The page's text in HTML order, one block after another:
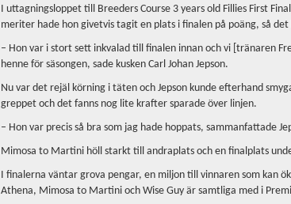
I uttagningsloppet till Breeders Course 3 years old Fillies First
meriter hade hon givetvis tagit en plats i finalen på poäng, så
– Hon var i stort sett inkvalad till finalen innan och vi [tränaren
henne för säsongen, sade kusken Carl Johan Jepson.
Nu var det rejäl körning i täten och Jepson kunde efterhand
greppet och det fanns nog lite krafter sparade över linjen.
– Hon var precis så bra som jag hade hoppats, sammanfattade
Mimosa to Martini höll starkt till andraplats och en finalplats
I finalerna väntar grova pengar, en miljon till vinnaren som kan
Athena, Mimosa to Martini och Wise Guy är samtliga med i